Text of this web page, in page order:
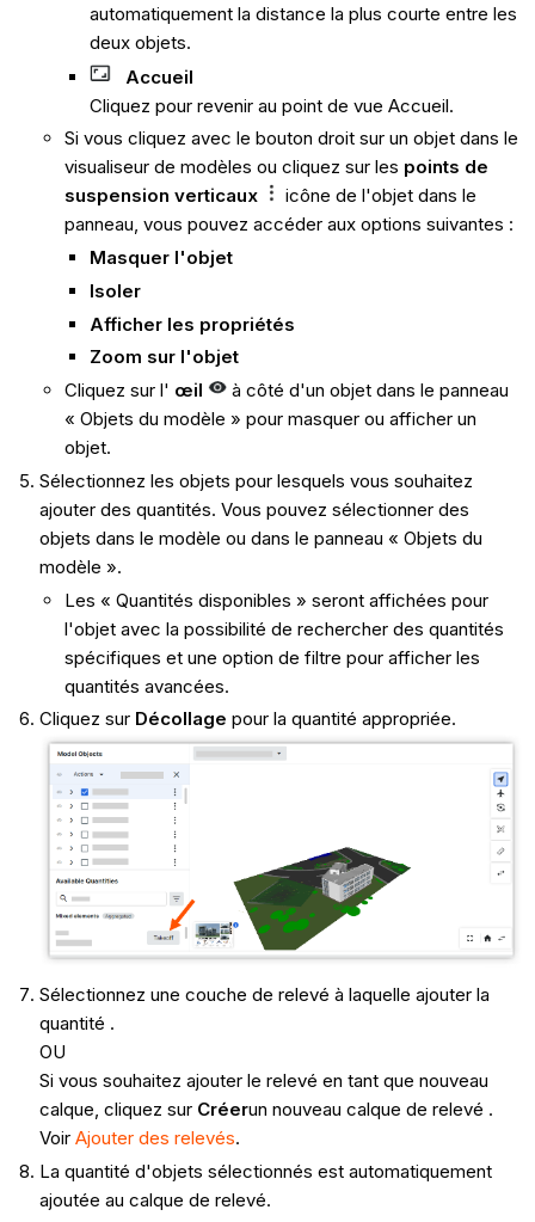
automatiquement la distance la plus courte entre les
deux objets.
Accueil
Cliquez pour revenir au point de vue Accueil.
Si vous cliquez avec le bouton droit sur un objet dans le
visualiseur de modèles ou cliquez sur les points de
suspension verticaux
icône de l'objet dans le
panneau, vous pouvez accéder aux options suivantes :
Masquer l'objet
Isoler
Afficher les propriétés
Zoom sur l'objet
Cliquez sur l' œil
à côté d'un objet dans le panneau
« Objets du modèle » pour masquer ou afficher un
objet.
Sélectionnez les objets pour lesquels vous souhaitez
ajouter des quantités. Vous pouvez sélectionner des
objets dans le modèle ou dans le panneau « Objets du
modèle ».
Les « Quantités disponibles » seront affichées pour
l'objet avec la possibilité de rechercher des quantités
spécifiques et une option de filtre pour afficher les
quantités avancées.
Cliquez sur Décollage pour la quantité appropriée.
Sélectionnez une couche de relevé à laquelle ajouter la
quantité .
OU
Si vous souhaitez ajouter le relevé en tant que nouveau
calque, cliquez sur Créerun nouveau calque de relevé .
Voir Ajouter des relevés.
La quantité d'objets sélectionnés est automatiquement
ajoutée au calque de relevé.